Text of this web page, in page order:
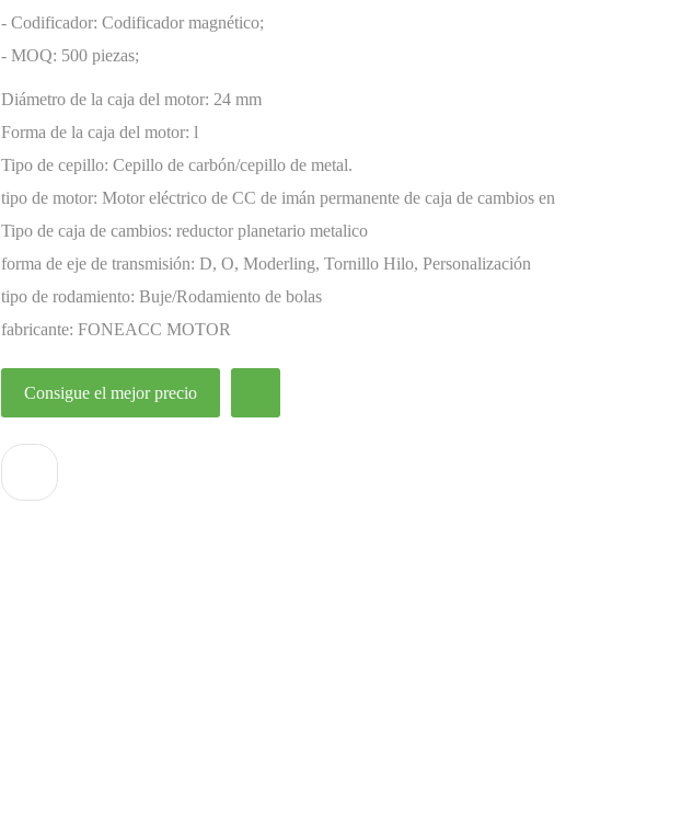
- Codificador: Codificador magnético;
- MOQ: 500 piezas;
Diámetro de la caja del motor: 24 mm
Forma de la caja del motor: l
Tipo de cepillo: Cepillo de carbón/cepillo de metal.
tipo de motor: Motor eléctrico de CC de imán permanente de caja de cambios en
miniatura
Tipo de caja de cambios: reductor planetario metalico
forma de eje de transmisión: D, O, Moderling, Tornillo Hilo, Personalización
tipo de rodamiento: Buje/Rodamiento de bolas
fabricante: FONEACC MOTOR
Consigue el mejor precio